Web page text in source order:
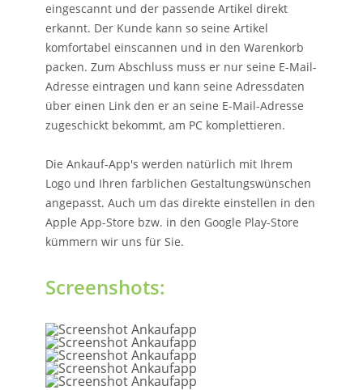
eingescannt und der passende Artikel direkt
erkannt. Der Kunde kann so seine Artikel
komfortabel einscannen und in den Warenkorb
packen. Zum Abschluss muss er nur seine E-Mail-
Adresse eintragen und kann seine Adressdaten
über einen Link den er an seine E-Mail-Adresse
zugeschickt bekommt, am PC komplettieren.
Die Ankauf-App's werden natürlich mit Ihrem
Logo und Ihren farblichen Gestaltungswünschen
angepasst. Auch um das direkte einstellen in den
Apple App-Store bzw. in den Google Play-Store
kümmern wir uns für Sie.
Screenshots: